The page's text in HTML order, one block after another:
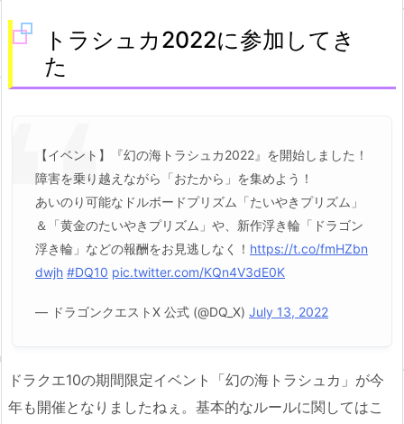
トラシュカ2022に参加してき
た
【イベント】『幻の海トラシュカ2022』を開始しました！
障害を乗り越えながら「おたから」を集めよう！
あいのり可能なドルボードプリズム「たいやきプリズム」
＆「黄金のたいやきプリズム」や、新作浮き輪「ドラゴン
浮き輪」などの報酬をお見逃しなく！ https://t.co/fmHZbn
dwjh #DQ10 pic.twitter.com/KQn4V3dE0K
— ドラゴンクエストX 公式 (@DQ_X) July 13, 2022
ドラクエ10の期間限定イベント「幻の海トラシュカ」が今
年も開催となりましたねぇ。基本的なルールに関してはこ